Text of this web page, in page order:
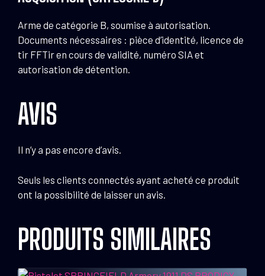
Arme de catégorie B, soumise à autorisation.
Documents nécessaires : pièce d’identité, licence de
tir FFTir en cours de validité, numéro SIA et
autorisation de détention.
AVIS
Il n’y a pas encore d’avis.
Seuls les clients connectés ayant acheté ce produit
ont la possibilité de laisser un avis.
PRODUITS SIMILAIRES